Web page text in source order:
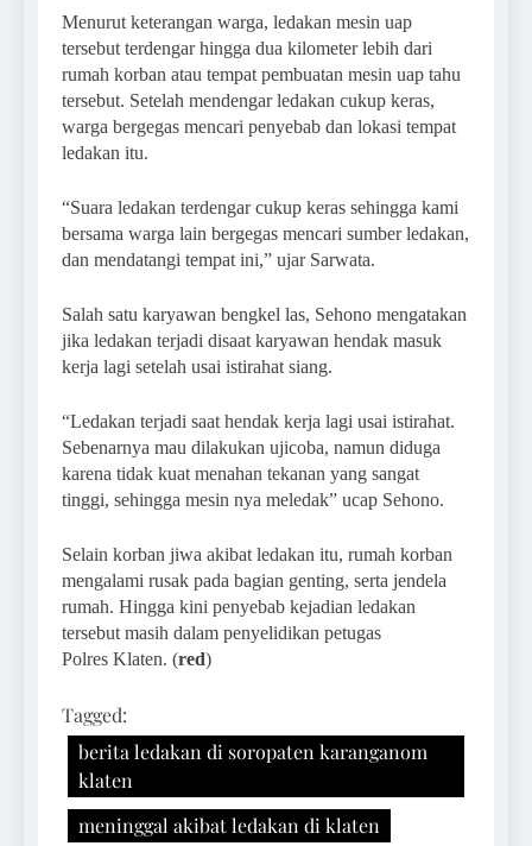
Menurut keterangan warga, ledakan mesin uap
tersebut terdengar hingga dua kilometer lebih dari
rumah korban atau tempat pembuatan mesin uap tahu
tersebut. Setelah mendengar ledakan cukup keras,
warga bergegas mencari penyebab dan lokasi tempat
ledakan itu.
“Suara ledakan terdengar cukup keras sehingga kami
bersama warga lain bergegas mencari sumber ledakan,
dan mendatangi tempat ini,” ujar Sarwata.
Salah satu karyawan bengkel las, Sehono mengatakan
jika ledakan terjadi disaat karyawan hendak masuk
kerja lagi setelah usai istirahat siang.
“Ledakan terjadi saat hendak kerja lagi usai istirahat.
Sebenarnya mau dilakukan ujicoba, namun diduga
karena tidak kuat menahan tekanan yang sangat
tinggi, sehingga mesin nya meledak” ucap Sehono.
Selain korban jiwa akibat ledakan itu, rumah korban
mengalami rusak pada bagian genting, serta jendela
rumah. Hingga kini penyebab kejadian ledakan
tersebut masih dalam penyelidikan petugas
Polres Klaten. (red)
Tagged:
berita ledakan di soropaten karanganom
klaten
meninggal akibat ledakan di klaten